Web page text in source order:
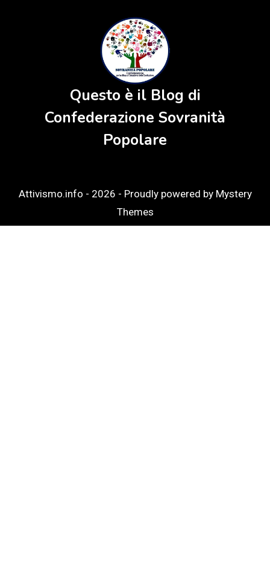
Questo è il Blog di
Confederazione Sovranità
Popolare
Attivismo.info - 2026 - Proudly powered by Mystery
Themes